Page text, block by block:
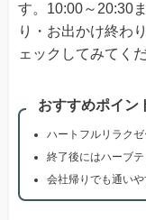
す。10:00～20:30
り・お出かけ終わ
ェックしてみてく
おすすめポイン
ハートフルリラク
終了後にはハーブ
会社帰りでも通い